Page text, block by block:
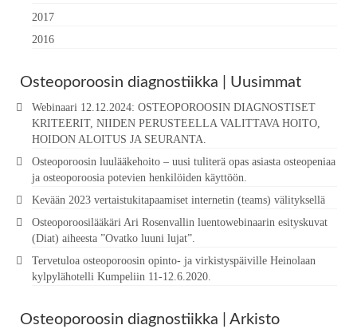
2017
2016
Osteoporoosin diagnostiikka | Uusimmat
Webinaari 12.12.2024: OSTEOPOROOSIN DIAGNOSTISET
KRITEERIT, NIIDEN PERUSTEELLA VALITTAVA HOITO,
HOIDON ALOITUS JA SEURANTA.
Osteoporoosin luulääkehoito – uusi tuliterä opas asiasta osteopeniaa
ja osteoporoosia potevien henkilöiden käyttöön.
Kevään 2023 vertaistukitapaamiset internetin (teams) välityksellä
Osteoporoosilääkäri Ari Rosenvallin luentowebinaarin esityskuvat
(Diat) aiheesta ”Ovatko luuni lujat”.
Tervetuloa osteoporoosin opinto- ja virkistyspäiville Heinolaan
kylpylähotelli Kumpeliin 11-12.6.2020.
Osteoporoosin diagnostiikka | Arkisto